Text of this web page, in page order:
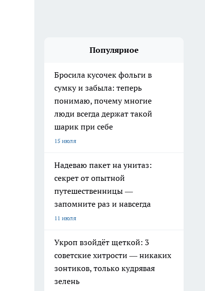
Популярное
Бросила кусочек фольги в
сумку и забыла: теперь
понимаю, почему многие
люди всегда держат такой
шарик при себе
15 июля
Надеваю пакет на унитаз:
секрет от опытной
путешественницы —
запомните раз и навсегда
11 июля
Укроп взойдёт щеткой: 3
советские хитрости — никаких
зонтиков, только кудрявая
зелень